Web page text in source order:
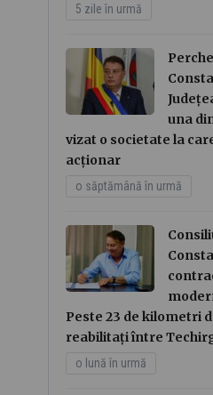
5 zile în urmă
una
vizat o societate la
acționar
o săptămână în urmă
Peste 23 de kilometri
reabilitați între
o lună în urmă